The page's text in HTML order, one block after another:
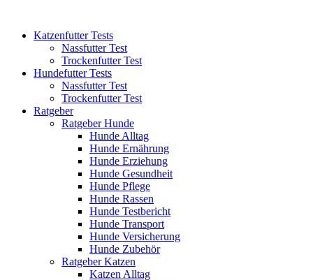
Katzenfutter Tests
Nassfutter Test
Trockenfutter Test
Hundefutter Tests
Nassfutter Test
Trockenfutter Test
Ratgeber
Ratgeber Hunde
Hunde Alltag
Hunde Ernährung
Hunde Erziehung
Hunde Gesundheit
Hunde Pflege
Hunde Rassen
Hunde Testbericht
Hunde Transport
Hunde Versicherung
Hunde Zubehör
Ratgeber Katzen
Katzen Alltag